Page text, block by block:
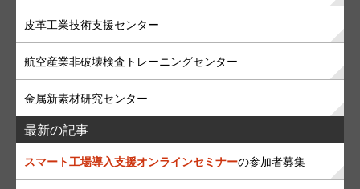
皮革工業技術支援センター
航空産業非破壊検査トレーニングセンター
金属新素材研究センター
最新の記事
スマート工場導入支援オンラインセミナーの参加者募集